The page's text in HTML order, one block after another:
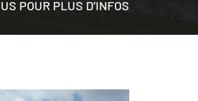
POUR PLUS D’INFOS